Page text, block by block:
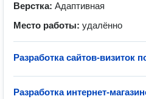
Верстка: Адаптивная
Место работы: удалённо
Разработка сайтов-визиток
Разработка интернет-